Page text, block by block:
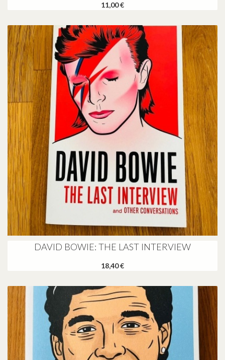
11,00 €
DAVID BOWIE: THE LAST INTERVIEW
18,40 €